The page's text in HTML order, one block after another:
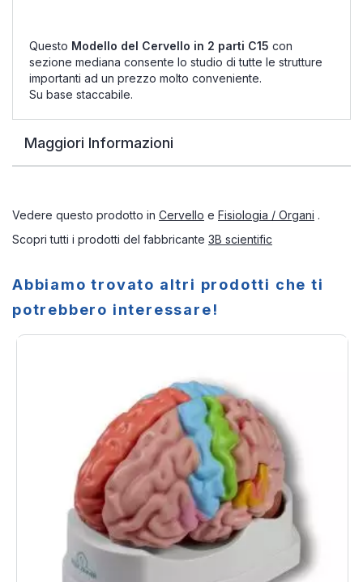
Questo Modello del Cervello in 2 parti C15 con
sezione mediana consente lo studio di tutte le strutture
importanti ad un prezzo molto conveniente.
Su base staccabile.
Maggiori Informazioni
Vedere questo prodotto in Cervello e Fisiologia / Organi .
Scopri tutti i prodotti del fabbricante 3B scientific
Abbiamo trovato altri prodotti che ti
potrebbero interessare!